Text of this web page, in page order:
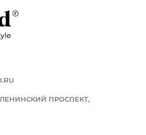
ПРОСПЕКТ,